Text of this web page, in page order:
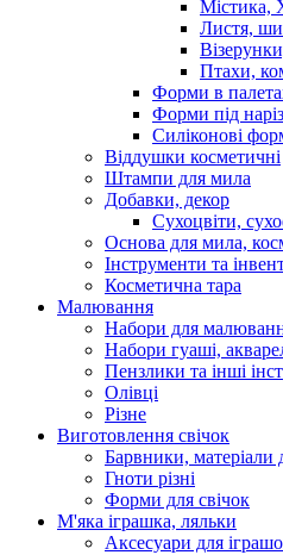
Містика,
Листя,
Птахи,
Форми в
Форми під
Силіконові
Віддушки косметичні
Штампи для мила
Добавки, декор
Сухоцвіти,
Основа для мила,
Інструменти та
Косметична тара
Малювання
Набори для
Набори гуаші,
Пензлики та інші
Олівці
Різне
Виготовлення свічок
Барвники, матеріали
Гноти різні
Форми для свічок
М'яка іграшка, ляльки
Аксесуари для